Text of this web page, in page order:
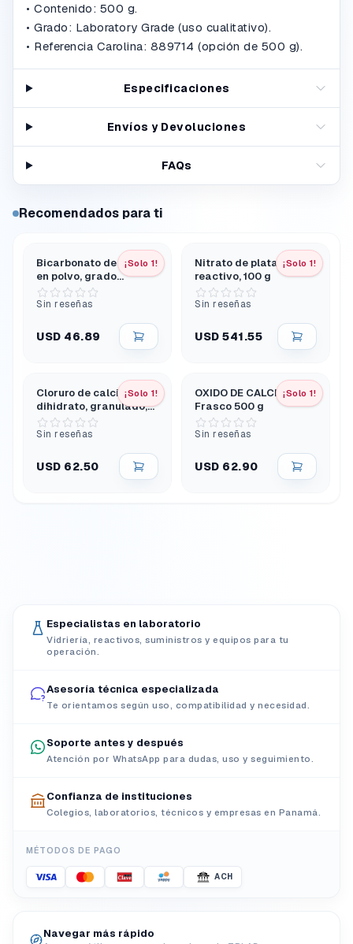
• Contenido: 500 g.
• Grado: Laboratory Grade (uso cualitativo).
• Referencia Carolina: 889714 (opción de 500 g).
Especificaciones
Envíos y Devoluciones
FAQs
Recomendados para ti
¡Solo 1!
Bicarbonato de sodio,
en polvo, grado
reactivo, 500 g
Sin reseñas
USD 46.89
¡Solo 1!
Nitrato de plata, grado
reactivo, 100 g
Sin reseñas
USD 541.55
¡Solo 1!
Cloruro de calcio
dihidrato, granulado,
grado de laboratorio,
500 g
Sin reseñas
USD 62.50
¡Solo 1!
OXIDO DE CALCIO,
Frasco 500 g
Sin reseñas
USD 62.90
Especialistas en laboratorio
Vidriería, reactivos, suministros y equipos para tu
operación.
Asesoría técnica especializada
Te orientamos según uso, compatibilidad y necesidad.
Soporte antes y después
Atención por WhatsApp para dudas, uso y seguimiento.
Confianza de instituciones
Colegios, laboratorios, técnicos y empresas en Panamá.
MÉTODOS DE PAGO
ACH
Navegar más rápido